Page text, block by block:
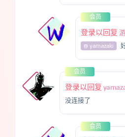
会员
登录以回复
@ yamazaki
会员
登录以回复
没连接了
会员